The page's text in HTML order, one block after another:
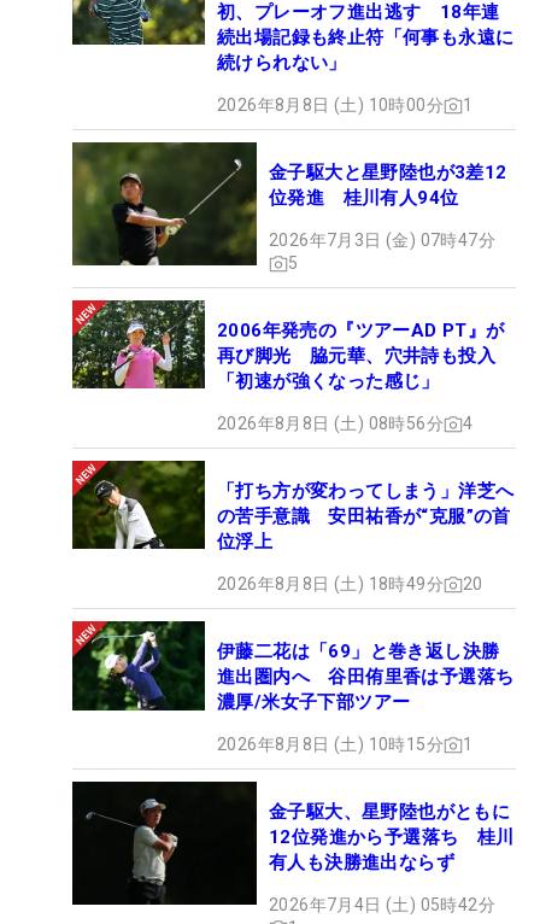
初、プレーオフ進出逃す 18年連
続出場記録も終止符「何事も永遠に
続けられない」
2026年8月8日 (土) 10時00分 1
金子駆大と星野陸也が3差12
位発進 桂川有人94位
2026年7月3日 (金) 07時47分
5
2006年発売の『ツアーAD PT』が
再び脚光 脇元華、穴井詩も投入
「初速が強くなった感じ」
2026年8月8日 (土) 08時56分 4
「打ち方が変わってしまう」洋芝へ
の苦手意識 安田祐香が“克服”の首
位浮上
2026年8月8日 (土) 18時49分 20
伊藤二花は「69」と巻き返し決勝
進出圏内へ 谷田侑里香は予選落ち
濃厚/米女子下部ツアー
2026年8月8日 (土) 10時15分 1
金子駆大、星野陸也がともに
12位発進から予選落ち 桂川
有人も決勝進出ならず
2026年7月4日 (土) 05時42分